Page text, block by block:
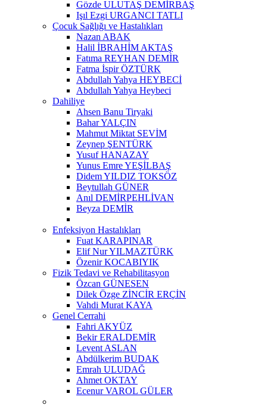
Gözde ULUTAŞ DEMİRBAŞ
Işıl Ezgi URGANCI TATLI
Çocuk Sağlığı ve Hastalıkları
Nazan ABAK
Halil İBRAHİM AKTAŞ
Fatıma REYHAN DEMİR
Fatma İspir ÖZTÜRK
Abdullah Yahya HEYBECİ
Abdullah Yahya Heybeci
Dahiliye
Ahsen Banu Tiryaki
Bahar YALÇIN
Mahmut Miktat SEVİM
Zeynep ŞENTÜRK
Yusuf HANAZAY
Yunus Emre YEŞİLBAŞ
Didem YILDIZ TOKSÖZ
Beytullah GÜNER
Anıl DEMİRPEHLİVAN
Beyza DEMİR
Enfeksiyon Hastalıkları
Fuat KARAPINAR
Elif Nur YILMAZTÜRK
Özenir KOCABIYIK
Fizik Tedavi ve Rehabilitasyon
Özcan GÜNESEN
Dilek Özge ZİNCİR ERÇİN
Vahdi Murat KAYA
Genel Cerrahi
Fahri AKYÜZ
Bekir ERALDEMİR
Levent ASLAN
Abdülkerim BUDAK
Emrah ULUDAĞ
Ahmet OKTAY
Ecenur VAROL GÜLER